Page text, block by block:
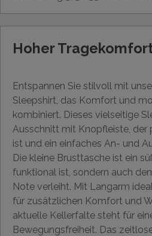
Hoher
Entspannen Sie stilvoll mit
Sleepshirt, das Komfort und
kombiniert. Dieses vielseitige
Ausschnitt mit Knopfleiste, der
ist und ein einfaches An- und
Die kleine Brusttasche ist ein
funktional ist, sondern auch
Note verleiht. Mit Langarm
für zusätzlichen Komfort und
aktuelle Kellerfalte steht für
Bewegungsfreiheit. Das